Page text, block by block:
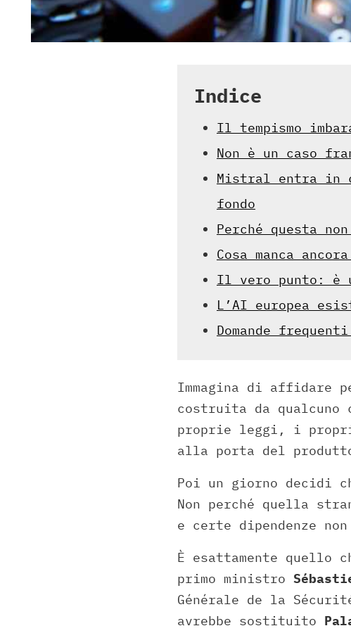
Indice
Il tempismo
Non è un caso
Mistral entra in
fondo
Perché questa
Cosa manca
Il vero punto: è
L’AI europea
Domande
Immagina di affidare
costruita da
proprie leggi, i
alla porta del
Poi un giorno decidi
Non perché quella
e certe dipendenze
È esattamente quello
primo ministro
Générale de la
avrebbe sostituito